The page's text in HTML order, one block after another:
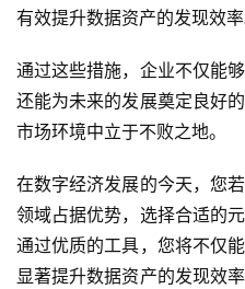
有效提升数据资产的发现效率
通过这些措施，企业不仅能
还能为未来的发展奠定良好
市场环境中立于不败之地。
在数字经济发展的今天，您
领域占据优势，选择合适的
通过优质的工具，您将不仅
显著提升数据资产的发现效